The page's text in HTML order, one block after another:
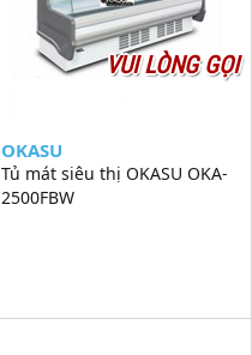
VUI LÒNG GỌI
OKASU
Tủ mát siêu thị OKASU OKA-
2500FBW